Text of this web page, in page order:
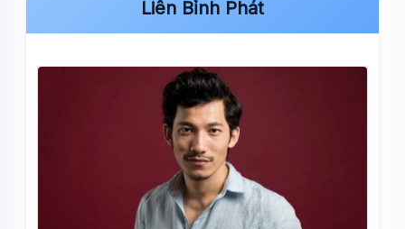
Liên Bỉnh Phát